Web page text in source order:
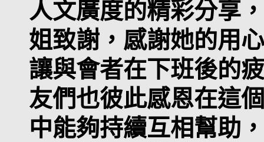
人文廣度的精彩分享
姐致謝，感謝她的用
讓與會者在下班後的
友們也彼此感恩在這
中能夠持續互相幫助